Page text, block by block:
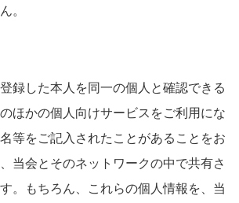
。
録した本人を同一の個人と確認できる
ほかの個人向けサービスをご利用にな
等をご記入されたことがあることをお
当会とそのネットワークの中で共有さ
。もちろん、これらの個人情報を、当